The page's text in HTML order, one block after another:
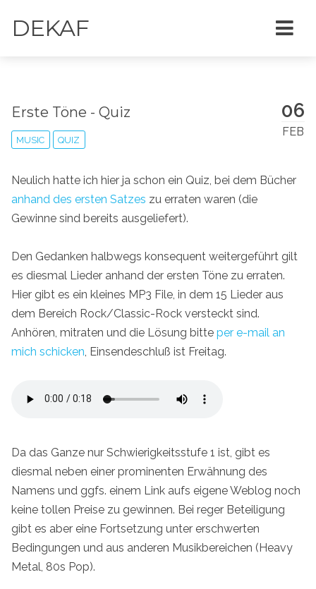
DEKAF
06
FEB
Erste Töne - Quiz
MUSIC QUIZ
Neulich hatte ich hier ja schon ein Quiz, bei dem Bücher
anhand des ersten Satzes zu erraten waren (die
Gewinne sind bereits ausgeliefert).
Den Gedanken halbwegs konsequent weitergeführt gilt
es diesmal Lieder anhand der ersten Töne zu erraten.
Hier gibt es ein kleines MP3 File, in dem 15 Lieder aus
dem Bereich Rock/Classic-Rock versteckt sind.
Anhören, mitraten und die Lösung bitte per e-mail an
mich schicken , Einsendeschluß ist Freitag.
Da das Ganze nur Schwierigkeitsstufe 1 ist, gibt es
diesmal neben einer prominenten Erwähnung des
Namens und ggfs. einem Link aufs eigene Weblog noch
keine tollen Preise zu gewinnen. Bei reger Beteiligung
gibt es aber eine Fortsetzung unter erschwerten
Bedingungen und aus anderen Musikbereichen (Heavy
Metal, 80s Pop).